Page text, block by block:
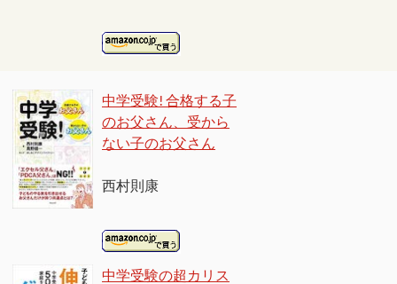
中学受験! 合格する子
のお父さん、受から
ない子のお父さん
西村則康
中学受験の超カリス